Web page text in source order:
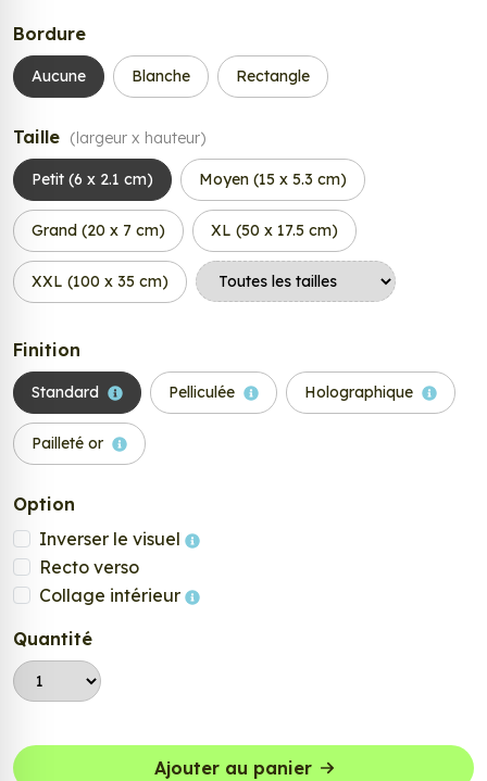
Bordure
Aucune Blanche Rectangle
Taille (largeur x hauteur)
Petit (6 x 2.1 cm) Moyen (15 x 5.3 cm)
Grand (20 x 7 cm) XL (50 x 17.5 cm)
XXL (100 x 35 cm)
Finition
Standard Pelliculée Holographique
Pailleté or
Option
Inverser le visuel
Recto verso
Collage intérieur
Quantité
Ajouter au panier